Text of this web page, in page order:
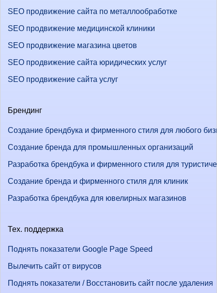
SEO продвижение сайта по металлообработке
SEO продвижение медицинской клиники
SEO продвижение магазина цветов
SEO продвижение сайта юридических услуг
SEO продвижение сайта услуг
Брендинг
Создание брендбука и фирменного стиля для любого
Создание бренда для промышленных организаций
Разработка брендбука и фирменного стиля для
Создание бренда и фирменного стиля для клиник
Разработка брендбука для ювелирных магазинов
Тех. поддержка
Поднять показатели Google Page Speed
Вылечить сайт от вирусов
Поднять показатели / Восстановить сайт после удаления